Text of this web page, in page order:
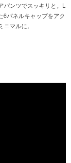
パンツでスッキリと。L
6パネルキャップをアク
マルに。